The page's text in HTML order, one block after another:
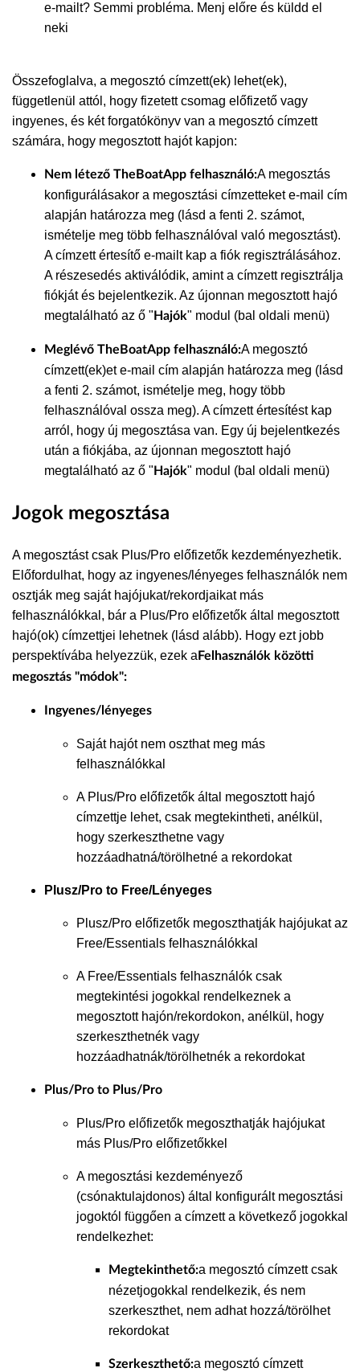
e-mailt? Semmi probléma. Menj előre és küldd el
neki
Összefoglalva, a megosztó címzett(ek) lehet(ek),
függetlenül attól, hogy fizetett csomag előfizető vagy
ingyenes, és két forgatókönyv van a megosztó címzett
számára, hogy megosztott hajót kapjon:
Nem létező TheBoatApp felhasználó:A megosztás
konfigurálásakor a megosztási címzetteket e-mail cím
alapján határozza meg (lásd a fenti 2. számot,
ismételje meg több felhasználóval való megosztást).
A címzett értesítő e-mailt kap a fiók regisztrálásához.
A részesedés aktiválódik, amint a címzett regisztrálja
fiókját és bejelentkezik. Az újonnan megosztott hajó
megtalálható az ő " Hajók" modul (bal oldali menü)
Meglévő TheBoatApp felhasználó:A megosztó
címzett(ek)et e-mail cím alapján határozza meg (lásd
a fenti 2. számot, ismételje meg, hogy több
felhasználóval ossza meg). A címzett értesítést kap
arról, hogy új megosztása van. Egy új bejelentkezés
után a fiókjába, az újonnan megosztott hajó
megtalálható az ő " Hajók" modul (bal oldali menü)
Jogok megosztása
A megosztást csak Plus/Pro előfizetők kezdeményezhetik.
Előfordulhat, hogy az ingyenes/lényeges felhasználók nem
osztják meg saját hajójukat/rekordjaikat más
felhasználókkal, bár a Plus/Pro előfizetők által megosztott
hajó(ok) címzettjei lehetnek (lásd alább). Hogy ezt jobb
perspektívába helyezzük, ezek a Felhasználók közötti
megosztás "módok":
Ingyenes/lényeges
Saját hajót nem oszthat meg más
felhasználókkal
A Plus/Pro előfizetők által megosztott hajó
címzettje lehet, csak megtekintheti, anélkül,
hogy szerkeszthetne vagy
hozzáadhatná/törölhetné a rekordokat
Plusz/Pro to Free/Lényeges
Plusz/Pro előfizetők megoszthatják hajójukat az
Free/Essentials felhasználókkal
A Free/Essentials felhasználók csak
megtekintési jogokkal rendelkeznek a
megosztott hajón/rekordokon, anélkül, hogy
szerkeszthetnék vagy
hozzáadhatnák/törölhetnék a rekordokat
Plus/Pro to Plus/Pro
Plus/Pro előfizetők megoszthatják hajójukat
más Plus/Pro előfizetőkkel
A megosztási kezdeményező
(csónaktulajdonos) által konfigurált megosztási
jogoktól függően a címzett a következő jogokkal
rendelkezhet:
Megtekinthető:a megosztó címzett csak
nézetjogokkal rendelkezik, és nem
szerkeszthet, nem adhat hozzá/törölhet
rekordokat
Szerkeszthető:a megosztó címzett